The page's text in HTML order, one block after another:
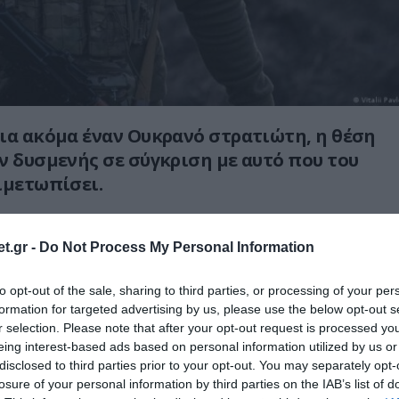
- Do Not Process My Personal Information
opt-out of the sale, sharing to third parties, or processing of your
for targeted advertising by us, please use the below opt-out
selection. Please note that after your opt-out request is processed
interest-based ads based on personal information utilized by us
to third parties prior to your opt-out. You may separately
of your personal information by third parties on the IAB’s list of
ακόμα έναν Ουκρανό στρατιώτη, η θέση
δυσμενής σε σύγκριση με αυτό που του
τον εντόπισε και τον εξόντωσε.
The moment a Ukrainian soldier was struck
FPV drone.pic.twitter.com/EUDPT4gFXO